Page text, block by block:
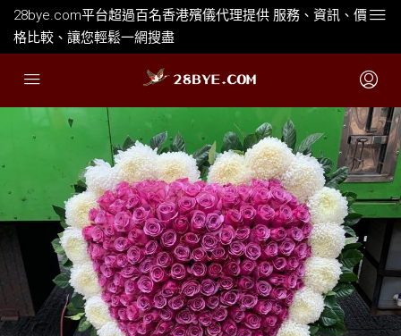
28bye.com平台超過百名香港殯儀代理提供 服務、資訊、價
格比較、讓您輕鬆一網搜盡